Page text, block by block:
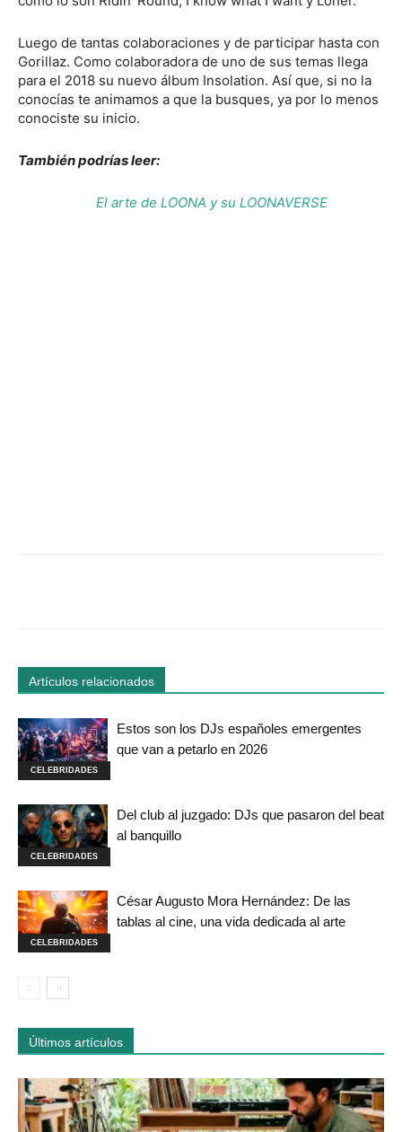
Luego de tantas colaboraciones y de participar hasta con
Gorillaz. Como colaboradora de uno de sus temas llega
para el 2018 su nuevo álbum Insolation. Así que, si no la
conocías te animamos a que la busques, ya por lo menos
conociste su inicio.
También podrías leer:
El arte de LOONA y su LOONAVERSE
Artículos relacionados
CELEBRIDADES
Estos son los DJs españoles emergentes
que van a petarlo en 2026
CELEBRIDADES
Del club al juzgado: DJs que pasaron del beat
al banquillo
CELEBRIDADES
César Augusto Mora Hernández: De las
tablas al cine, una vida dedicada al arte
Últimos artículos